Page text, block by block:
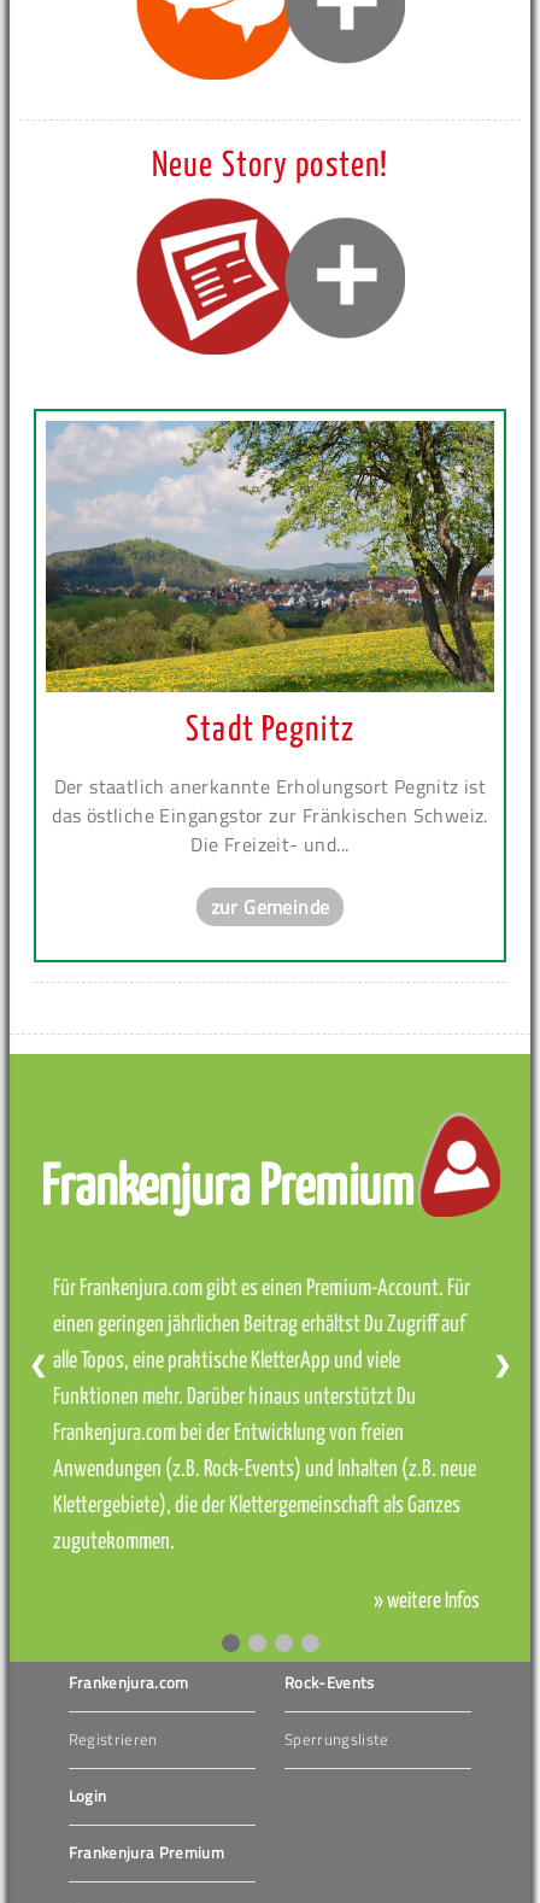
Neue Story posten!
Stadt Pegnitz
Der staatlich anerkannte Erholungsort Pegnitz ist
das östliche Eingangstor zur Fränkischen Schweiz.
Die Freizeit- und...
zur Gemeinde
Frankenjura Premium
Für Frankenjura.com gibt es einen Premium-Account. Für
einen geringen jährlichen Beitrag erhältst Du Zugriff auf
alle Topos, eine praktische KletterApp und viele
Funktionen mehr. Darüber hinaus unterstützt Du
Frankenjura.com bei der Entwicklung von freien
Anwendungen (z.B. Rock-Events) und Inhalten (z.B. neue
Klettergebiete), die der Klettergemeinschaft als Ganzes
zugutekommen.
» weitere Infos
❮ ❯
Frankenjura.com
Registrieren
Login
Frankenjura Premium
Rock-Events
Sperrungsliste